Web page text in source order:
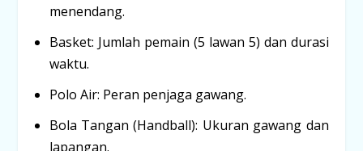
menendang.
Basket: Jumlah pemain (5 lawan 5) dan durasi
waktu.
Polo Air: Peran penjaga gawang.
Bola Tangan (Handball): Ukuran gawang dan
lapangan.